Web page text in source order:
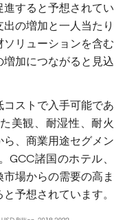
すると予想されてい
の増加と一人当たり
リューションを含む
加につながると見込
ストで入手可能であ
美観、耐湿性、耐火
、商業用途セグメン
GCC諸国のホテル、
場からの需要の高ま
予想されています。